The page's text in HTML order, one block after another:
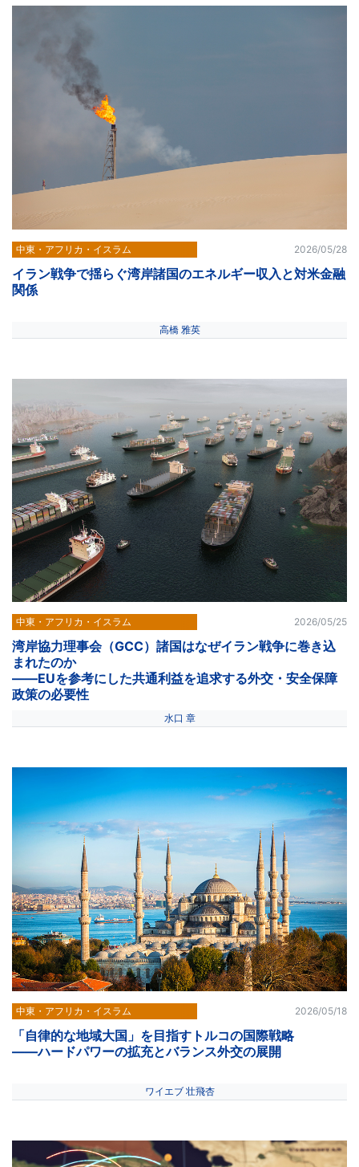
中東・アフリカ・イスラム 2026/05/28
イラン戦争で揺らぐ湾岸諸国のエネルギー収入と対米金融
関係
高橋 雅英
中東・アフリカ・イスラム 2026/05/25
湾岸協力理事会（GCC）諸国はなぜイラン戦争に巻き込
まれたのか
――EUを参考にした共通利益を追求する外交・安全保障
政策の必要性
水口 章
中東・アフリカ・イスラム 2026/05/18
「自律的な地域大国」を目指すトルコの国際戦略
――ハードパワーの拡充とバランス外交の展開
ワイエブ 壮飛杏